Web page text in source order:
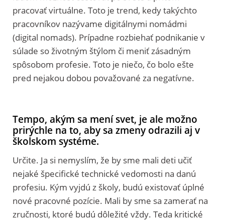
pracovať virtuálne. Toto je trend, kedy takýchto
pracovníkov nazývame digitálnymi nomádmi
(digital nomads). Prípadne rozbiehať podnikanie v
súlade so životným štýlom či meniť zásadným
spôsobom profesie. Toto je niečo, čo bolo ešte
pred nejakou dobou považované za negatívne.
Tempo, akým sa mení svet, je ale možno
prirýchle na to, aby sa zmeny odrazili aj v
školskom systéme.
Určite. Ja si nemyslím, že by sme mali deti učiť
nejaké špecifické technické vedomosti na danú
profesiu. Kým vyjdú z školy, budú existovať úplné
nové pracovné pozície. Mali by sme sa zamerať na
zručnosti, ktoré budú dôležité vždy. Teda kritické